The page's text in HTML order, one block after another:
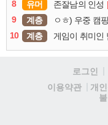
8
유머 존잘남의 인성
9
계층 ㅇㅎ) 우중 캠
10
계층 게임이 취미인
로그인
이용약관
개